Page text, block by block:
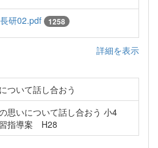
研02.pdf 1258
詳細を表示
ついて話し合おう
思いについて話し合おう 小4
指導案 H28